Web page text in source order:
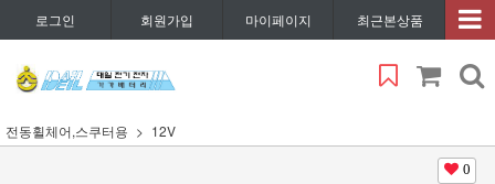
로그인 회원가입 마이페이지 최근본상품
전동휠체어,스쿠터용 12V
0